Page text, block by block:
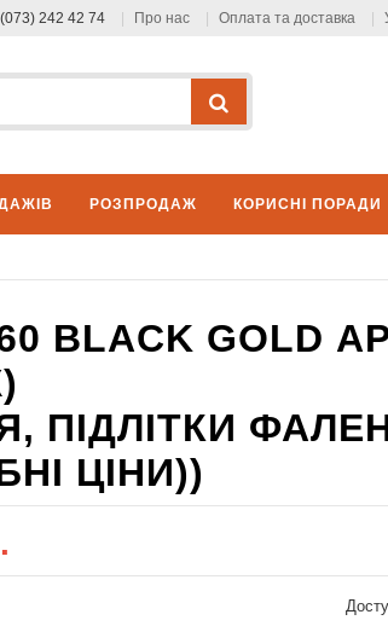
242 42 74 Про нас Оплата та доставка
РОЗПРОДАЖ КОРИСНІ ПОРАДИ
BLACK GOLD
ПІДЛІТКИ
ЦІНИ))